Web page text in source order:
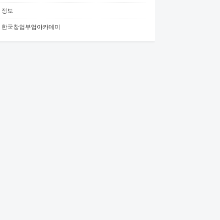
정보
한국창업부업아카데미